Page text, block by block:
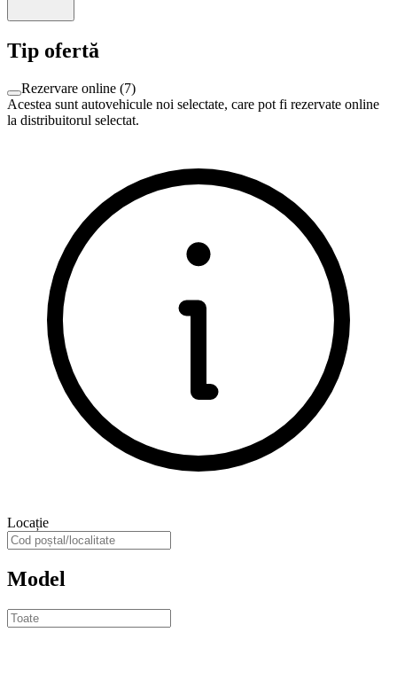
Tip ofertă
Rezervare online (7)
Acestea sunt autovehicule noi selectate, care pot fi rezervate online
la distribuitorul selectat.
Locație
Model